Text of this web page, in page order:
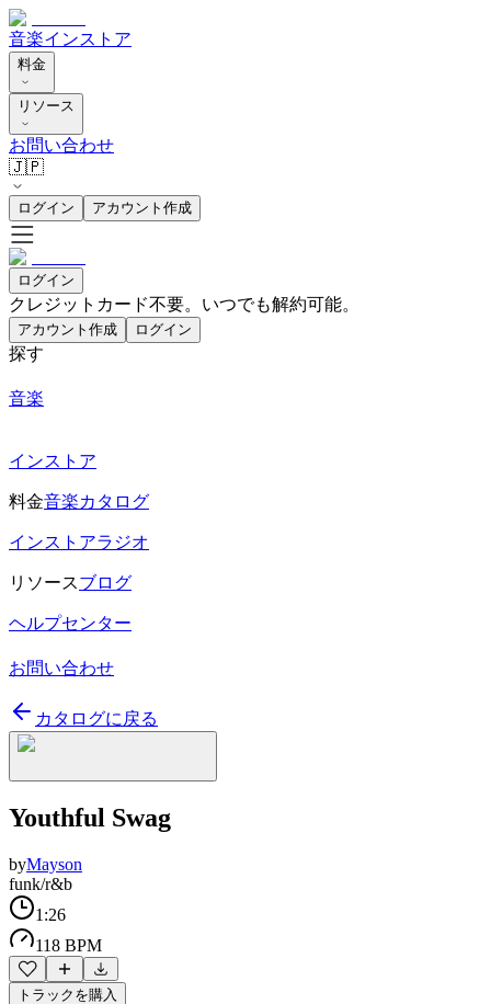
音楽インストア
料金
リソース
お問い合わせ
🇯🇵
ログイン アカウント作成
ログイン
クレジットカード不要。いつでも解約可能。
アカウント作成 ログイン
探す
音楽
インストア
料金音楽カタログ
インストアラジオ
リソースブログ
ヘルプセンター
お問い合わせ
カタログに戻る
Youthful Swag
byMayson
funk/r&b
1:26
118 BPM
トラックを購入